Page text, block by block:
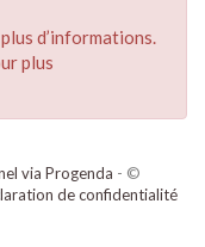
d’informations.
plus
via Progenda - ©
de confidentialité